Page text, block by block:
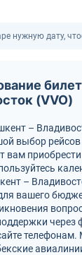
нужную дату,
(VVO)
–
выбор
вам
–
вашего
через